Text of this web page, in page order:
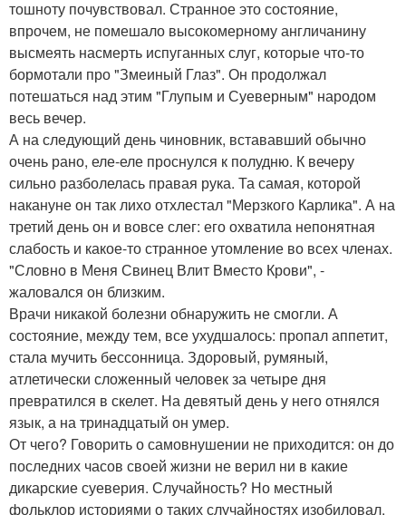
тошноту почувствовал. Странное это состояние,
впрочем, не помешало высокомерному англичанину
высмеять насмерть испуганных слуг, которые что-то
бормотали про "Змеиный Глаз". Он продолжал
потешаться над этим "Глупым и Суеверным" народом
весь вечер.
А на следующий день чиновник, встававший обычно
очень рано, еле-еле проснулся к полудню. К вечеру
сильно разболелась правая рука. Та самая, которой
накануне он так лихо отхлестал "Мерзкого Карлика". А на
третий день он и вовсе слег: его охватила непонятная
слабость и какое-то странное утомление во всех членах.
"Словно в Меня Свинец Влит Вместо Крови", -
жаловался он близким.
Врачи никакой болезни обнаружить не смогли. А
состояние, между тем, все ухудшалось: пропал аппетит,
стала мучить бессонница. Здоровый, румяный,
атлетически сложенный человек за четыре дня
превратился в скелет. На девятый день у него отнялся
язык, а на тринадцатый он умер.
От чего? Говорить о самовнушении не приходится: он до
последних часов своей жизни не верил ни в какие
дикарские суеверия. Случайность? Но местный
фольклор историями о таких случайностях изобиловал.